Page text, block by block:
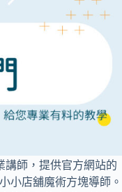
講師，提供官方網站的
小店舖魔術方塊導師。